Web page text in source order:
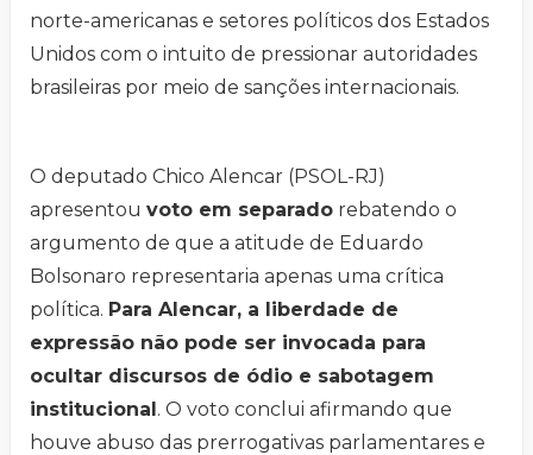
norte-americanas e setores políticos dos Estados
Unidos com o intuito de pressionar autoridades
brasileiras por meio de sanções internacionais.
O deputado Chico Alencar (PSOL-RJ)
apresentou voto em separado rebatendo o
argumento de que a atitude de Eduardo
Bolsonaro representaria apenas uma crítica
política. Para Alencar, a liberdade de
expressão não pode ser invocada para
ocultar discursos de ódio e sabotagem
institucional. O voto conclui afirmando que
houve abuso das prerrogativas parlamentares e